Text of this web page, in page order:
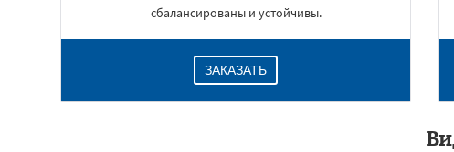
сбалансированы и устойчивы.
ЗАКАЗАТЬ